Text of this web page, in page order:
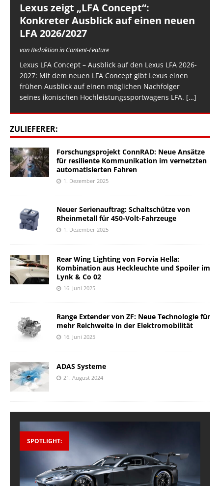
Lexus zeigt „LFA Concept“:
Konkreter Ausblick auf einen neuen
LFA 2026/2027
von Redaktion in Content-Feature
Lexus LFA Concept – Ausblick auf den Lexus LFA 2026-
2027: Mit dem neuen LFA Concept gibt Lexus einen
frühen Ausblick auf einen möglichen Nachfolger
seines ikonischen Hochleistungssportwagens LFA. […]
ZULIEFERER:
Forschungsprojekt ConnRAD: Neue Ansätze
für resiliente Kommunikation im vernetzten
automatisierten Fahren
1. Dezember 2025
Neuer Serienauftrag: Schaltschütze von
Rheinmetall für 450-Volt-Fahrzeuge
1. Dezember 2025
Rear Wing Lighting von Forvia Hella:
Kombination aus Heckleuchte und Spoiler im
Lynk & Co 02
16. Juni 2025
Range Extender von ZF: Neue Technologie für
mehr Reichweite in der Elektromobilität
16. Juni 2025
ADAS Systeme
21. August 2024
SPOTLIGHT: